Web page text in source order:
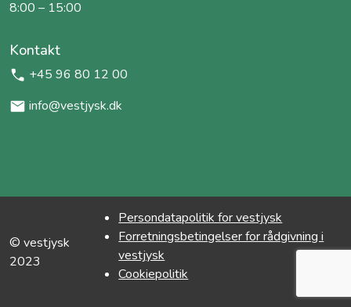
8:00 – 15:00
Kontakt
+45 96 80 12 00
info@vestjysk.dk
© vestjysk
2023
Persondatapolitik for vestjysk
Forretningsbetingelser for rådgivning i
vestjysk
Cookiepolitik